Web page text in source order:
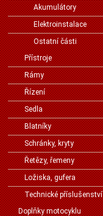
Akumulátory
Elektroinstalace
Ostatní části
Přístroje
Rámy
Řízení
Sedla
Blatníky
Schránky, kryty
Řetězy, řemeny
Ložiska, gufera
Technické příslušenství
Doplňky motocyklu